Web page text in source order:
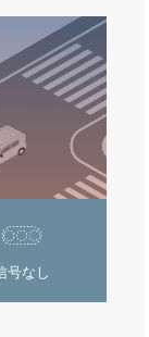
号なし